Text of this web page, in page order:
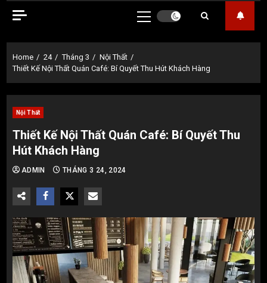
Primary
Home 24 Tháng 3
Nội Thất
Thiết Kế Nội Thất Quán Café: Bí Quyết Thu Hút Khách Hàng
Nội Thất
Thiết Kế Nội Thất Quán Café: Bí Quyết Thu
Hút Khách Hàng
ADMIN THÁNG 3 24, 2024